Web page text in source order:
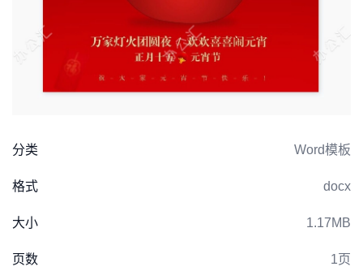
分类 Word模板
格式 docx
大小 1.17MB
页数 1页